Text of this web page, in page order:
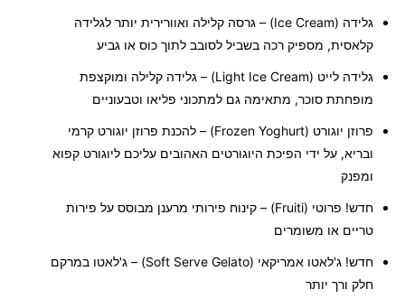
גלידה (Ice Cream
) – גרסה קלילה ואוורירית יותר לגלידה
קלאסית, מספיק רכה בשביל לסובב לתוך כוס או גביע
גלידה לייט (Light Ice Cream
) – גלידה קלילה ומוקצפת
מופחתת סוכר, מתאימה גם למתכוני פליאו וטבעוניים
פרוזן יוגורט (Frozen Yoghurt
) – להכנת פרוזן יוגורט קרמי
ובריא, על ידי הפיכת היוגורטים האהובים עליכם ליוגורט קפוא
ומפנק
חדש! פרוטי (Fruiti
) – קינוח פירותי מרענן מבוסס על פירות
טריים או משומרים
חדש! ג'לאטו אמריקאי (Soft Serve Gelato
)
– ג'לאטו במרקם
חלק ורך יותר